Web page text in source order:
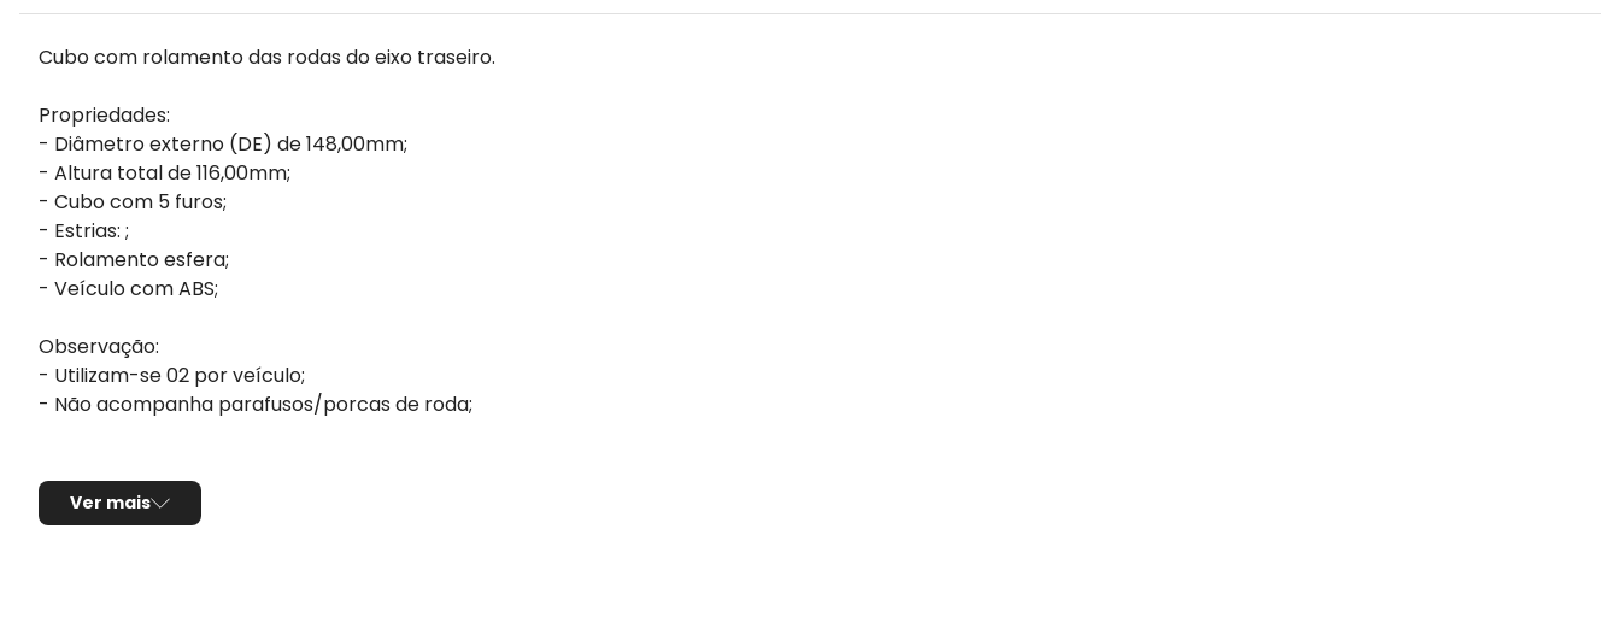
Cubo com rolamento das rodas do eixo traseiro.
Propriedades:
- Diâmetro externo (DE) de 148,00mm;
- Altura total de 116,00mm;
- Cubo com 5 furos;
- Estrias: ;
- Rolamento esfera;
- Veículo com ABS;
Observação:
- Utilizam-se 02 por veículo;
- Não acompanha parafusos/porcas de roda;
Ver mais